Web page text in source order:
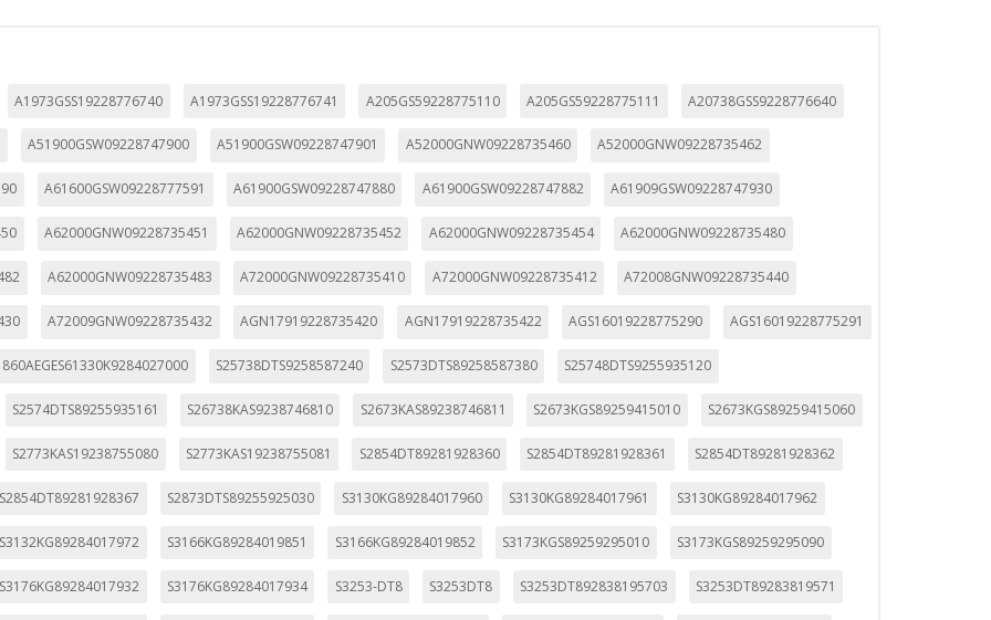
A1973GSS19228776740 A1973GSS19228776741 A205GS59228775110 A205GS59228775111 A20738GSS9228776640
A51900GSW09228747900 A51900GSW09228747901 A52000GNW09228735460 A52000GNW09228735462
A61600GSW09228777591 A61900GSW09228747880 A61900GSW09228747882 A61909GSW09228747930
A62000GNW09228735451 A62000GNW09228735452 A62000GNW09228735454 A62000GNW09228735480
A62000GNW09228735483 A72000GNW09228735410 A72000GNW09228735412 A72008GNW09228735440
A72009GNW09228735432 AGN17919228735420 AGN17919228735422 AGS16019228775290 AGS16019228775291
S25738DTS9258587240 S2573DTS89258587380 S25748DTS9255935120
S2574DTS89255935161 S26738KAS9238746810 S2673KAS89238746811 S2673KGS89259415010 S2673KGS89259415060
S2773KAS19238755080 S2773KAS19238755081 S2854DT89281928360 S2854DT89281928361 S2854DT89281928362
S2854DT89281928367 S2873DTS89255925030 S3130KG89284017960 S3130KG89284017961 S3130KG89284017962
S3132KG89284017972 S3166KG89284019851 S3166KG89284019852 S3173KGS89259295010 S3173KGS89259295090
S3176KG89284017932 S3176KG89284017934 S3253-DT8 S3253DT8 S3253DT892838195703 S3253DT89283819571
a través de nuestro sitio por nuestros socios publicitarios. Pueden ser utilizadas por esas
intereses y mostrarle anuncios relevantes en otros sitios. No almacenan directamente información
identificación única de su navegador y dispositivo de Internet.
_evPromt